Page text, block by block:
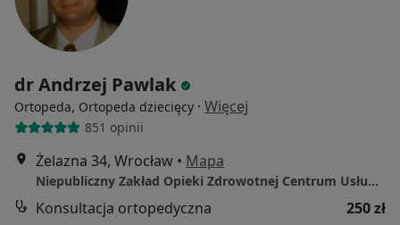
dr Andrzej Pawlak
Ortopeda, Ortopeda dziecięcy · Więcej
851 opinii
Żelazna 34, Wrocław • Mapa
Niepubliczny Zakład Opieki Zdrowotnej Centrum Usług Medycznych "PROXIMUM"
Konsultacja ortopedyczna
250 zł